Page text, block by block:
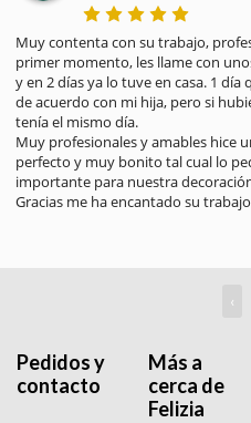
Muy contenta con su trabajo,
primer momento, les llame con
y en 2 días ya lo tuve en casa. 1
de acuerdo con mi hija, pero si
tenía el mismo día.
Muy profesionales y amables hice
perfecto y muy bonito tal cual lo
importante para nuestra
Gracias me ha encantado su
‹
Pedidos y
contacto
Más a
cerca de
Felizia